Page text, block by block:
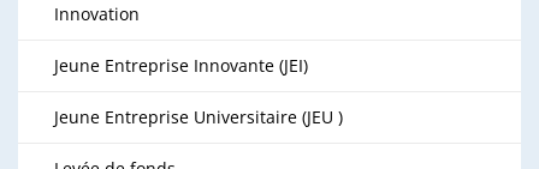
Innovation
Jeune Entreprise Innovante (JEI)
Jeune Entreprise Universitaire (JEU )